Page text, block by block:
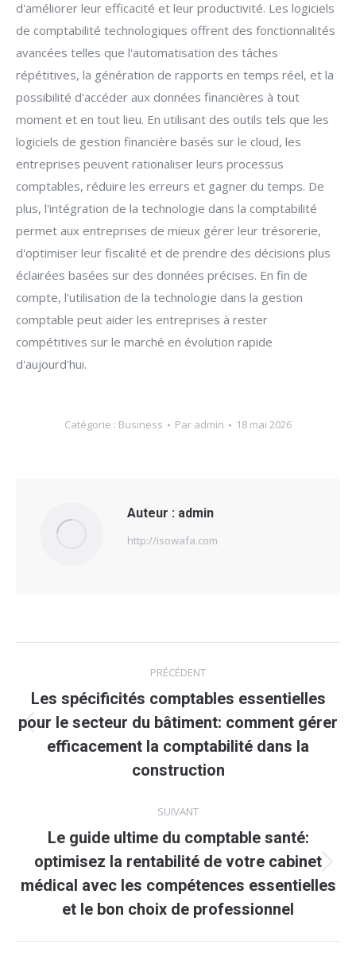
d'améliorer leur efficacité et leur productivité. Les logiciels
de comptabilité technologiques offrent des fonctionnalités
avancées telles que l'automatisation des tâches
répétitives, la génération de rapports en temps réel, et la
possibilité d'accéder aux données financières à tout
moment et en tout lieu. En utilisant des outils tels que les
logiciels de gestion financière basés sur le cloud, les
entreprises peuvent rationaliser leurs processus
comptables, réduire les erreurs et gagner du temps. De
plus, l'intégration de la technologie dans la comptabilité
permet aux entreprises de mieux gérer leur trésorerie,
d'optimiser leur fiscalité et de prendre des décisions plus
éclairées basées sur des données précises. En fin de
compte, l'utilisation de la technologie dans la gestion
comptable peut aider les entreprises à rester
compétitives sur le marché en évolution rapide
d'aujourd'hui.
Catégorie : Business Par admin 18 mai 2026
Auteur : admin
http://isowafa.com
article
PRÉCÉDENT
Article
précédent
Les spécificités comptables essentielles
pour le secteur du bâtiment: comment gérer
efficacement la comptabilité dans la
construction
SUIVANT
Article
suivant
:
Le guide ultime du comptable santé:
optimisez la rentabilité de votre cabinet
médical avec les compétences essentielles
et le bon choix de professionnel